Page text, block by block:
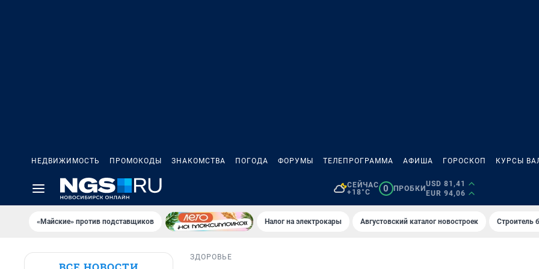
НЕДВИЖИМОСТЬ ПРОМОКОДЫ ЗНАКОМСТВА ПОГОДА ФОРУМЫ ТЕЛЕПРОГРАММА АФИША ГОРОСКОП КУРСЫ
СЕЙЧАС
+18°C
0 ПРОБКИ
USD 81,41
EUR 94,06
«Майские» против подставщиков Налог на электрокары Августовский каталог новостроек Строитель
ЗДОРОВЬЕ